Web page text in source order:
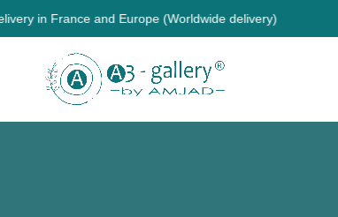
France and Europe (Worldwide delivery)